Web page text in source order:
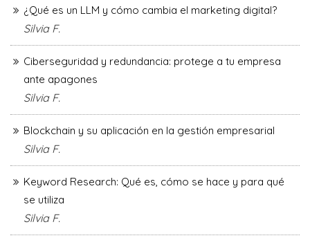
¿Qué es un LLM y cómo cambia el marketing digital?
Silvia F.
Ciberseguridad y redundancia: protege a tu empresa
ante apagones
Silvia F.
Blockchain y su aplicación en la gestión empresarial
Silvia F.
Keyword Research: Qué es, cómo se hace y para qué
se utiliza
Silvia F.